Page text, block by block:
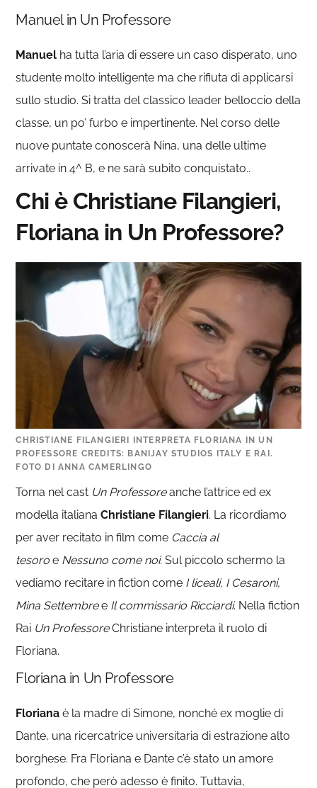
Manuel in Un Professore
Manuel ha tutta l’aria di essere un caso disperato, uno
studente molto intelligente ma che rifiuta di applicarsi
sullo studio. Si tratta del classico leader belloccio della
classe, un po’ furbo e impertinente. Nel corso delle
nuove puntate conoscerà Nina, una delle ultime
arrivate in 4^ B, e ne sarà subito conquistato..
Chi è Christiane Filangieri,
Floriana in Un Professore?
CHRISTIANE FILANGIERI INTERPRETA FLORIANA IN UN
PROFESSORE CREDITS: BANIJAY STUDIOS ITALY E RAI.
FOTO DI ANNA CAMERLINGO
Torna nel cast Un Professoreanche l’attrice ed ex
modella italianaChristiane Filangieri. La ricordiamo
per aver recitato in film come Caccia al
tesoroe Nessuno come noi.Sul piccolo schermo la
vediamo recitare in fiction come I liceali, I Cesaroni,
Mina Settembree Il commissario Ricciardi. Nella fiction
Rai Un ProfessoreChristiane interpreta il ruolo di
Floriana.
Floriana in Un Professore
Florianaè la madre di Simone, nonché ex moglie di
Dante, una ricercatrice universitaria di estrazione alto
borghese. Fra Floriana e Dante c’è stato un amore
profondo, che però adesso è finito. Tuttavia,